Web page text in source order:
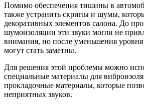
Помимо обеспечения тишины в
также устранить скрипы и шумы,
декоративных элементов салона. До
шумоизоляции эти звуки могли не
внимания, но после уменьшения
могут стать заметны.
Для решения этой проблемы можно
специальные материалы для
прокладочные материалы, которые
неприятных звуков.